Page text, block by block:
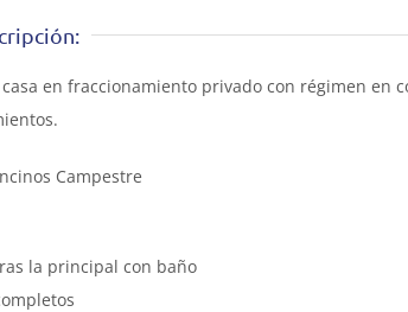
casa en fraccionamiento privado con régimen en
Campestre
la principal con baño